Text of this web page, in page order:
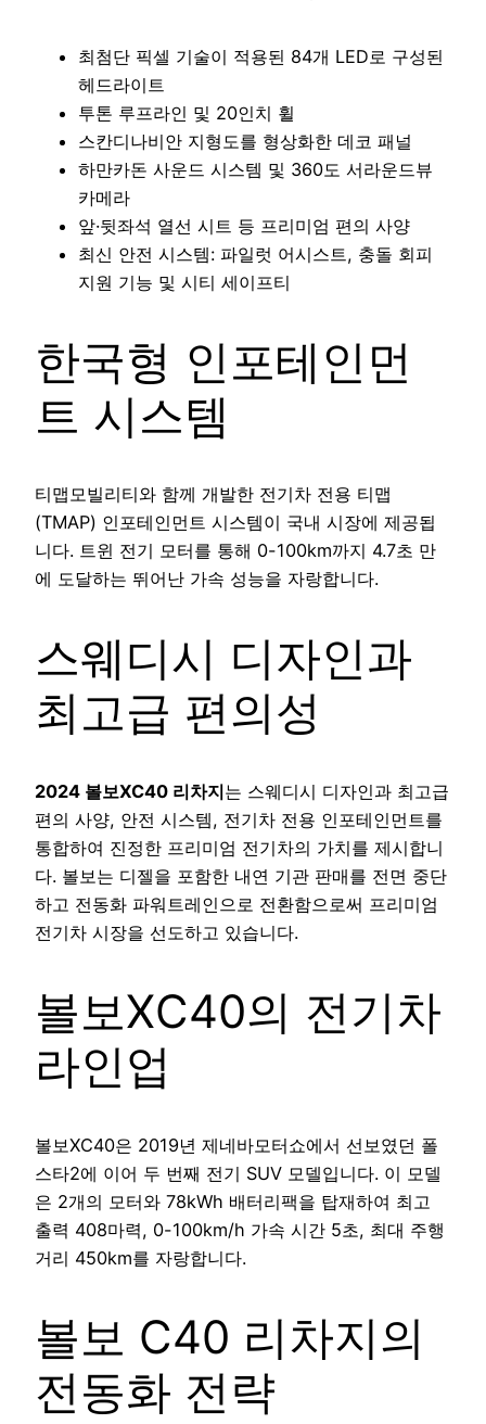
최첨단 픽셀 기술이 적용된 84개 LED로 구성된
헤드라이트
투톤 루프라인 및 20인치 휠
스칸디나비안 지형도를 형상화한 데코 패널
하만카돈 사운드 시스템 및 360도 서라운드뷰
카메라
앞·뒷좌석 열선 시트 등 프리미엄 편의 사양
최신 안전 시스템: 파일럿 어시스트, 충돌 회피
지원 기능 및 시티 세이프티
한국형 인포테인먼
트 시스템
티맵모빌리티와 함께 개발한 전기차 전용 티맵
(TMAP) 인포테인먼트 시스템이 국내 시장에 제공됩
니다. 트윈 전기 모터를 통해 0-100km까지 4.7초 만
에 도달하는 뛰어난 가속 성능을 자랑합니다.
스웨디시 디자인과
최고급 편의성
2024 볼보XC40 리차지는 스웨디시 디자인과 최고급
편의 사양, 안전 시스템, 전기차 전용 인포테인먼트를
통합하여 진정한 프리미엄 전기차의 가치를 제시합니
다. 볼보는 디젤을 포함한 내연 기관 판매를 전면 중단
하고 전동화 파워트레인으로 전환함으로써 프리미엄
전기차 시장을 선도하고 있습니다.
볼보XC40의 전기차
라인업
볼보XC40은 2019년 제네바모터쇼에서 선보였던 폴
스타2에 이어 두 번째 전기 SUV 모델입니다. 이 모델
은 2개의 모터와 78kWh 배터리팩을 탑재하여 최고
출력 408마력, 0-100km/h 가속 시간 5초, 최대 주행
거리 450km를 자랑합니다.
볼보 C40 리차지의
전동화 전략